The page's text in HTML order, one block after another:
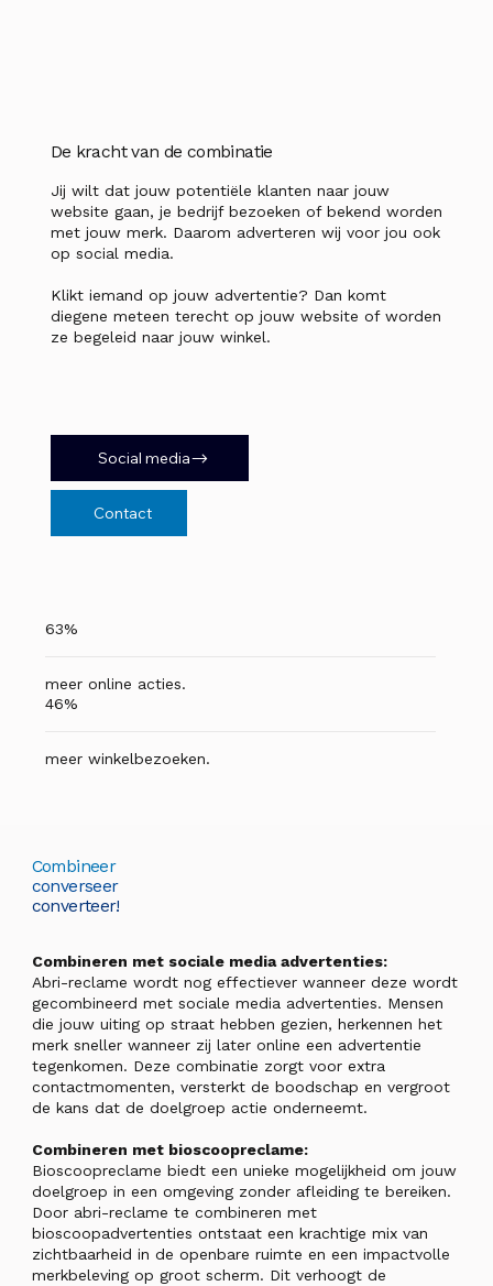
De kracht van de combinatie
Jij wilt dat jouw potentiële klanten naar jouw
website gaan, je bedrijf bezoeken of bekend worden
met jouw merk. Daarom adverteren wij voor jou ook
op social media.
Klikt iemand op jouw advertentie? Dan komt
diegene meteen terecht op jouw website of worden
ze begeleid naar jouw winkel.
Social media
Contact
63%
meer online acties.
46%
meer winkelbezoeken.
Combineer
converseer
converteer!
Combineren met sociale media advertenties:
Abri-reclame wordt nog effectiever wanneer deze wordt
gecombineerd met sociale media advertenties. Mensen
die jouw uiting op straat hebben gezien, herkennen het
merk sneller wanneer zij later online een advertentie
tegenkomen. Deze combinatie zorgt voor extra
contactmomenten, versterkt de boodschap en vergroot
de kans dat de doelgroep actie onderneemt.
Combineren met bioscoopreclame:
Bioscoopreclame biedt een unieke mogelijkheid om jouw
doelgroep in een omgeving zonder afleiding te bereiken.
Door abri-reclame te combineren met
bioscoopadvertenties ontstaat een krachtige mix van
zichtbaarheid in de openbare ruimte en een impactvolle
merkbeleving op groot scherm. Dit verhoogt de